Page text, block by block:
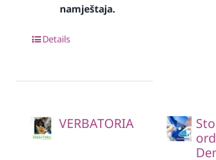
namještaja.
Details
VERBATORIA